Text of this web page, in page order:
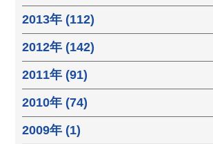
2013年 (112)
2012年 (142)
2011年 (91)
2010年 (74)
2009年 (1)